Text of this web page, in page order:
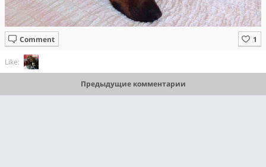
Comment
Like:
Предыдущие комментарии